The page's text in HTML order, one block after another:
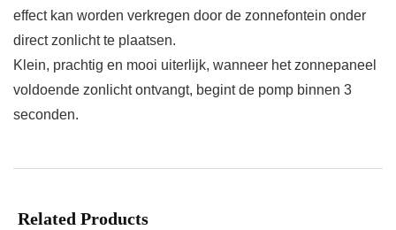
effect kan worden verkregen door de zonnefontein onder
direct zonlicht te plaatsen.
Klein, prachtig en mooi uiterlijk, wanneer het zonnepaneel
voldoende zonlicht ontvangt, begint de pomp binnen 3
seconden.
Related Products